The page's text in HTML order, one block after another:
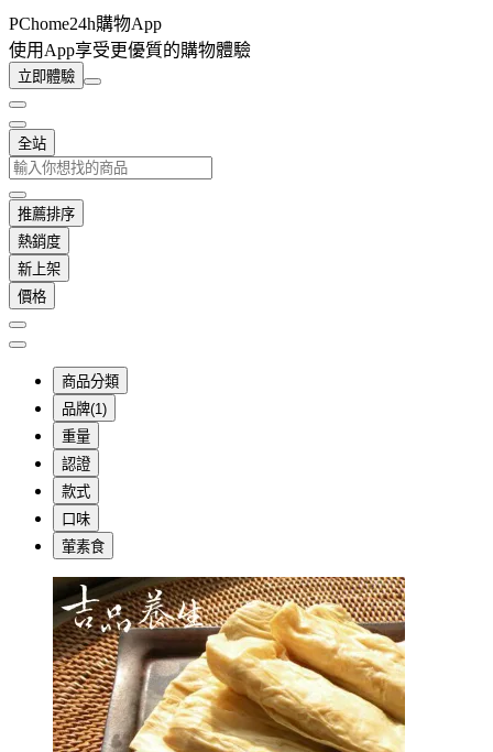
PChome24h購物App
使用App享受更優質的購物體驗
立即體驗
全站
推薦排序
熱銷度
新上架
價格
商品分類
品牌(1)
重量
認證
款式
口味
葷素食